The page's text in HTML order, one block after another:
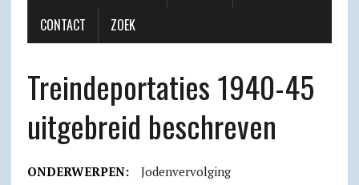
CONTACT
ZOEK
Treindeportaties 1940-45
uitgebreid beschreven
ONDERWERPEN:
Jodenvervolging